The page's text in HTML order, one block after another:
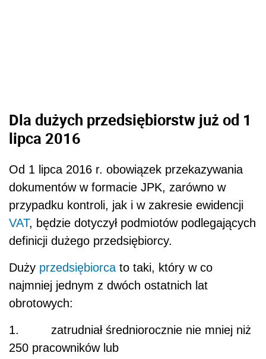
Dla dużych przedsiębiorstw już od 1
lipca 2016
Od 1 lipca 2016 r. obowiązek przekazywania
dokumentów w formacie JPK, zarówno w
przypadku kontroli, jak i w zakresie ewidencji
VAT, będzie dotyczył podmiotów podlegających
definicji dużego przedsiębiorcy.
Duży przedsiębiorca to taki, który w co
najmniej jednym z dwóch ostatnich lat
obrotowych:
1. zatrudniał średniorocznie nie mniej niż
250 pracowników lub